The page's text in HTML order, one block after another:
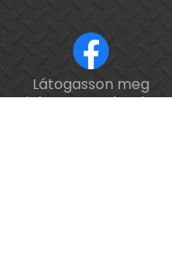
Látogasson meg
minket a Facebookon!